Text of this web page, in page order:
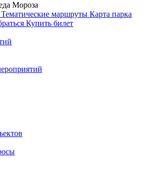
Мороза
Тематические маршруты Карта парка
Купить билет